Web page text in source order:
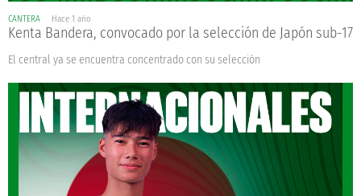
CANTERA Hace 1 año
Kenta Bandera, convocado por la selección de Japón sub-17
El central ya se encuentra concentrado con su selección